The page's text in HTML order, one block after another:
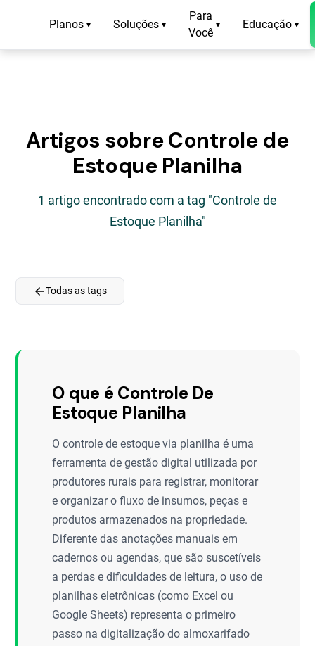
Planos ▾ Soluções ▾
Para
Você
▾ Educação ▾
Artigos sobre Controle de
Estoque Planilha
1 artigo encontrado com a tag "Controle de
Estoque Planilha"
arrow_backTodas as tags
O que é Controle De
Estoque Planilha
O controle de estoque via planilha é uma
ferramenta de gestão digital utilizada por
produtores rurais para registrar, monitorar
e organizar o fluxo de insumos, peças e
produtos armazenados na propriedade.
Diferente das anotações manuais em
cadernos ou agendas, que são suscetíveis
a perdas e dificuldades de leitura, o uso de
planilhas eletrônicas (como Excel ou
Google Sheets) representa o primeiro
passo na digitalização do almoxarifado